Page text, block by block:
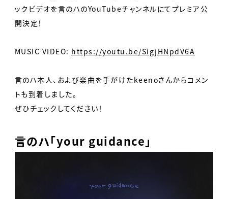
ックビデオを言のハのYouTubeチャンネルにてプレミア公
開決定！
MUSIC VIDEO: https://youtu.be/SigjHNpdV6A
言のハ本人、および楽曲を手がけたkeenoさんからコメン
トも到着しました。
ぜひチェックしてください！
言のハ「your guidance」